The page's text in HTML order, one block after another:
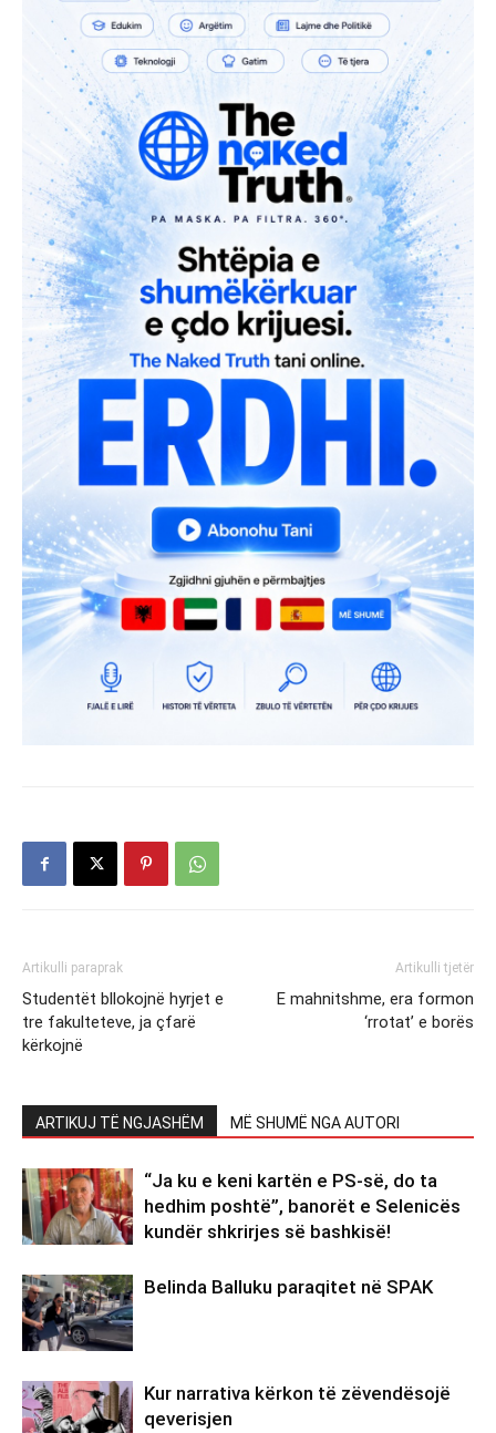
Artikulli paraprak
Studentët bllokojnë hyrjet e
tre fakulteteve, ja çfarë
kërkojnë
Artikulli tjetër
E mahnitshme, era formon
‘rrotat’ e borës
ARTIKUJ TË NGJASHËM MË SHUMË NGA AUTORI
“Ja ku e keni kartën e PS-së, do ta
hedhim poshtë”, banorët e Selenicës
kundër shkrirjes së bashkisë!
Belinda Balluku paraqitet në SPAK
Kur narrativa kërkon të zëvendësojë
qeverisjen